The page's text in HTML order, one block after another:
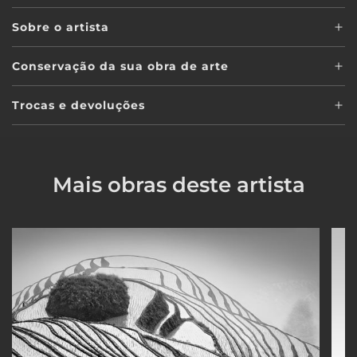
Sobre o artista
Conservação da sua obra de arte
Trocas e devoluções
Mais obras deste artista